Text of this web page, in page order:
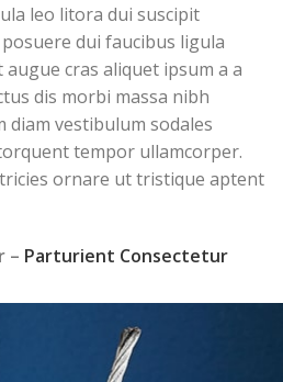
leo litora dui suscipit
dui faucibus ligula
cras aliquet ipsum a a
dis morbi massa nibh
diam vestibulum sodales
tempor ullamcorper.
ornare ut tristique aptent
– Parturient Consectetur